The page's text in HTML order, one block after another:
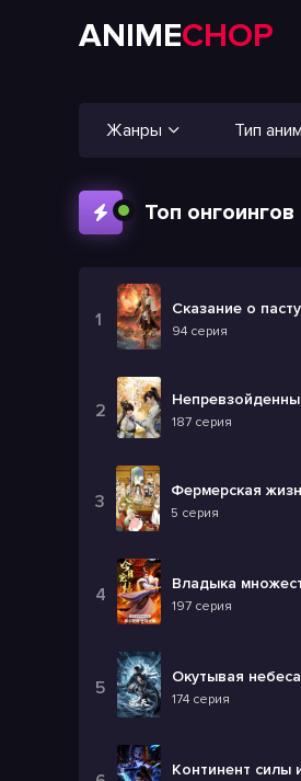
ANIMECHOP
Жанры Тип
Топ онгоингов
Сказание о
94 серия
187 серия
Фермерская
5 серия
Владыка
197 серия
Окутывая небеса
174 серия
Континент силы и